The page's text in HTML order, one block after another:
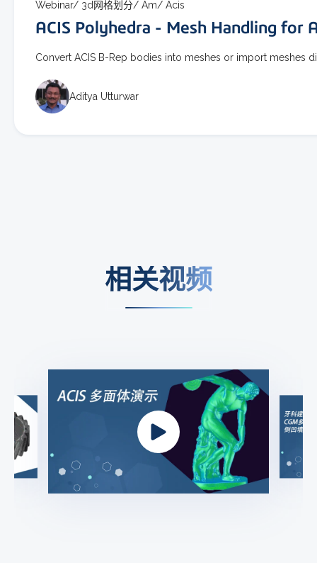
Webinar/ 3d网格划分/ Am/ Acis
ACIS Polyhedra - Mesh Handling for
Convert ACIS B-Rep bodies into meshes or import meshes
Aditya Utturwar
相关视频